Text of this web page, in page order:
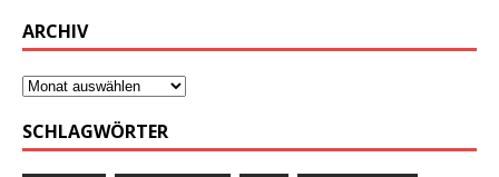
ARCHIV
SCHLAGWÖRTER